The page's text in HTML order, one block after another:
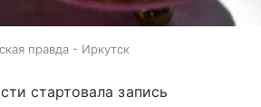
правда - Иркутск
стартовала запись